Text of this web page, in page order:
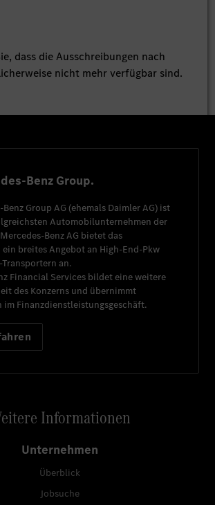
dass die Ausschreibungen nach
nicht mehr verfügbar sind.
Benz Group.
Group AG (ehemals Daimler AG) ist
Automobilunternehmen der
Mercedes-Benz AG bietet das
breites Angebot an High-End-Pkw
an.
Financial Services bildet eine weitere
des Konzerns und übernimmt
im Finanzdienstleistungsgeschäft.
Informationen
Unternehmen
Überblick
Jobsuche